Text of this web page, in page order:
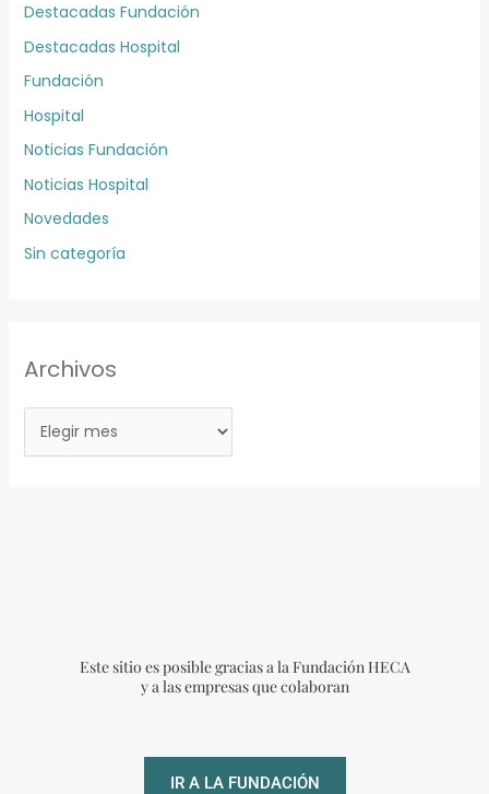
Destacadas Fundación
Destacadas Hospital
Fundación
Hospital
Noticias Fundación
Noticias Hospital
Novedades
Sin categoría
Archivos
Este sitio es posible gracias a la Fundación HECA
y a las empresas que colaboran
IR A LA FUNDACIÓN